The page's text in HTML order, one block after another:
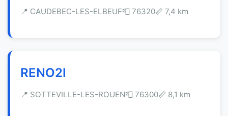
📍 CAUDEBEC-LES-ELBEUF📮 76320📏 7,4 km
RENO2I
📍 SOTTEVILLE-LES-ROUEN📮 76300📏 8,1 km